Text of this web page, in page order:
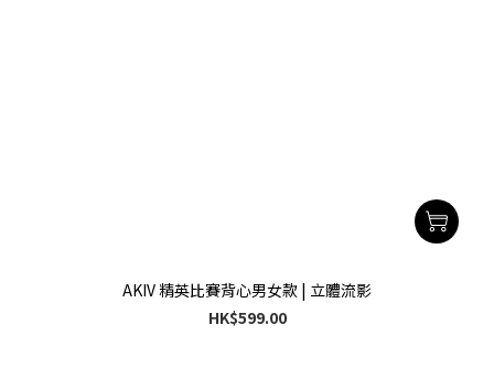
AKIV 精英比賽背心男女款 | 立體流影
HK$599.00